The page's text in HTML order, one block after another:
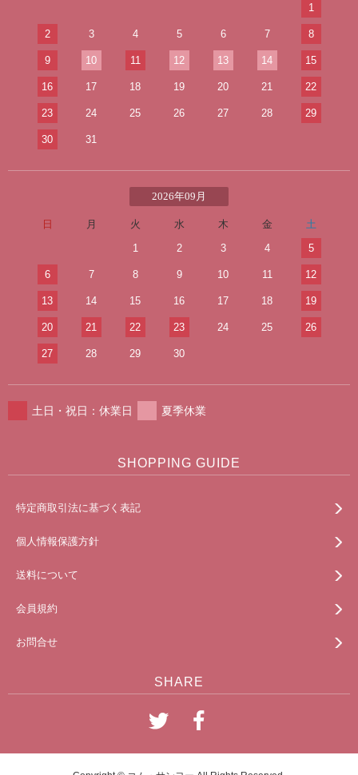
1
2 3 4 5 6 7 8
9 10 11 12 13 14 15
16 17 18 19 20 21 22
23 24 25 26 27 28 29
30 31
2026年09月
日 月 火 水 木 金
土
1
2 3 4 5
6 7 8 9 10 11 12
13 14 15 16 17 18 19
20 21 22 23 24 25 26
27 28 29 30
土日・祝日：休業日 夏季休業
SHOPPING GUIDE
特定商取引法に基づく表記
個人情報保護方針
送料について
会員規約
お問合せ
SHARE